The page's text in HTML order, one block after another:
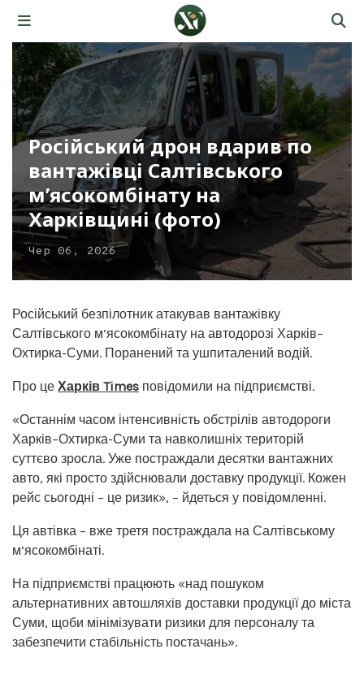
Російський дрон вдарив по
вантажівці Салтівського
м’ясокомбінату на
Харківщині (фото)
Чер 06, 2026
Російський безпілотник атакував вантажівку
Салтівського м’ясокомбінату на автодорозі Харків–
Охтирка-Суми. Поранений та ушпиталений водій.
Про це Харків Times повідомили на підприємстві.
«Останнім часом інтенсивність обстрілів автодороги
Харків–Охтирка-Суми та навколишніх територій
суттєво зросла. Уже постраждали десятки вантажних
авто, які просто здійснювали доставку продукції. Кожен
рейс сьогодні – це ризик», – йдеться у повідомленні.
Ця автівка – вже третя постраждала на Салтівському
м’ясокомбінаті.
На підприємстві працюють «над пошуком
альтернативних автошляхів доставки продукції до міста
Суми, щоби мінімізувати ризики для персоналу та
забезпечити стабільність постачань».